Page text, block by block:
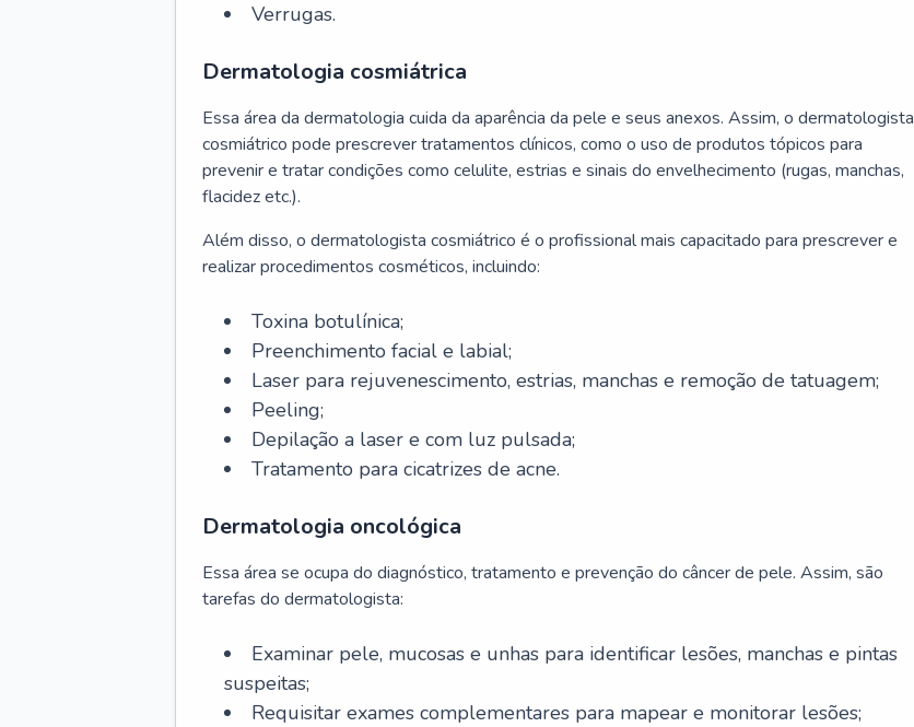
Verrugas.
Dermatologia cosmiátrica
Essa área da dermatologia cuida da aparência da pele e seus anexos. Assim, o dermatologista
cosmiátrico pode prescrever tratamentos clínicos, como o uso de produtos tópicos para
prevenir e tratar condições como celulite, estrias e sinais do envelhecimento (rugas, manchas,
flacidez etc.).
Além disso, o dermatologista cosmiátrico é o profissional mais capacitado para prescrever e
realizar procedimentos cosméticos, incluindo:
Toxina botulínica;
Preenchimento facial e labial;
Laser para rejuvenescimento, estrias, manchas e remoção de tatuagem;
Peeling;
Depilação a laser e com luz pulsada;
Tratamento para cicatrizes de acne.
Dermatologia oncológica
Essa área se ocupa do diagnóstico, tratamento e prevenção do câncer de pele. Assim, são
tarefas do dermatologista:
Examinar pele, mucosas e unhas para identificar lesões, manchas e pintas
suspeitas;
Requisitar exames complementares para mapear e monitorar lesões;